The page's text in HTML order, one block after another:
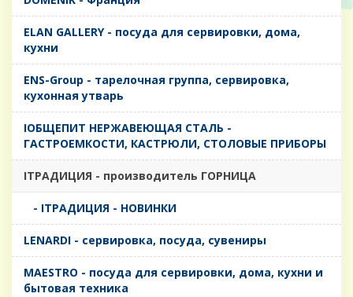
ELAN GALLERY - посуда для сервировки, дома,
кухни
ENS-Group - тарелочная группа, сервировка,
кухонная утварь
IОБЩЕПИТ НЕРЖАВЕЮЩАЯ СТАЛЬ -
ГАСТРОЕМКОСТИ, КАСТРЮЛИ, СТОЛОВЫЕ ПРИБОРЫ
IТРАДИЦИЯ - производитель ГОРНИЦА
- IТРАДИЦИЯ - НОВИНКИ
LENARDI - сервировка, посуда, сувениры
MAESTRO - посуда для сервировки, дома, кухни и
бытовая техника